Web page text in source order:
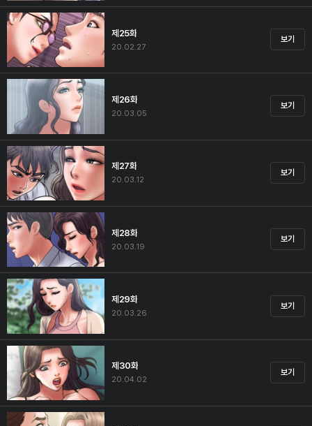
제25화
20.02.27
보기
제26화
20.03.05
보기
제27화
20.03.12
보기
제28화
20.03.19
보기
제29화
20.03.26
보기
제30화
20.04.02
보기